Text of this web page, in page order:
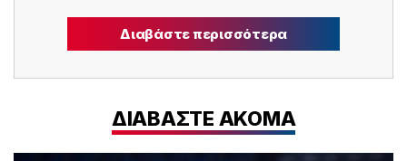
Διαβάστε περισσότερα
ΔΙΑΒΑΣΤΕ ΑΚΟΜΑ